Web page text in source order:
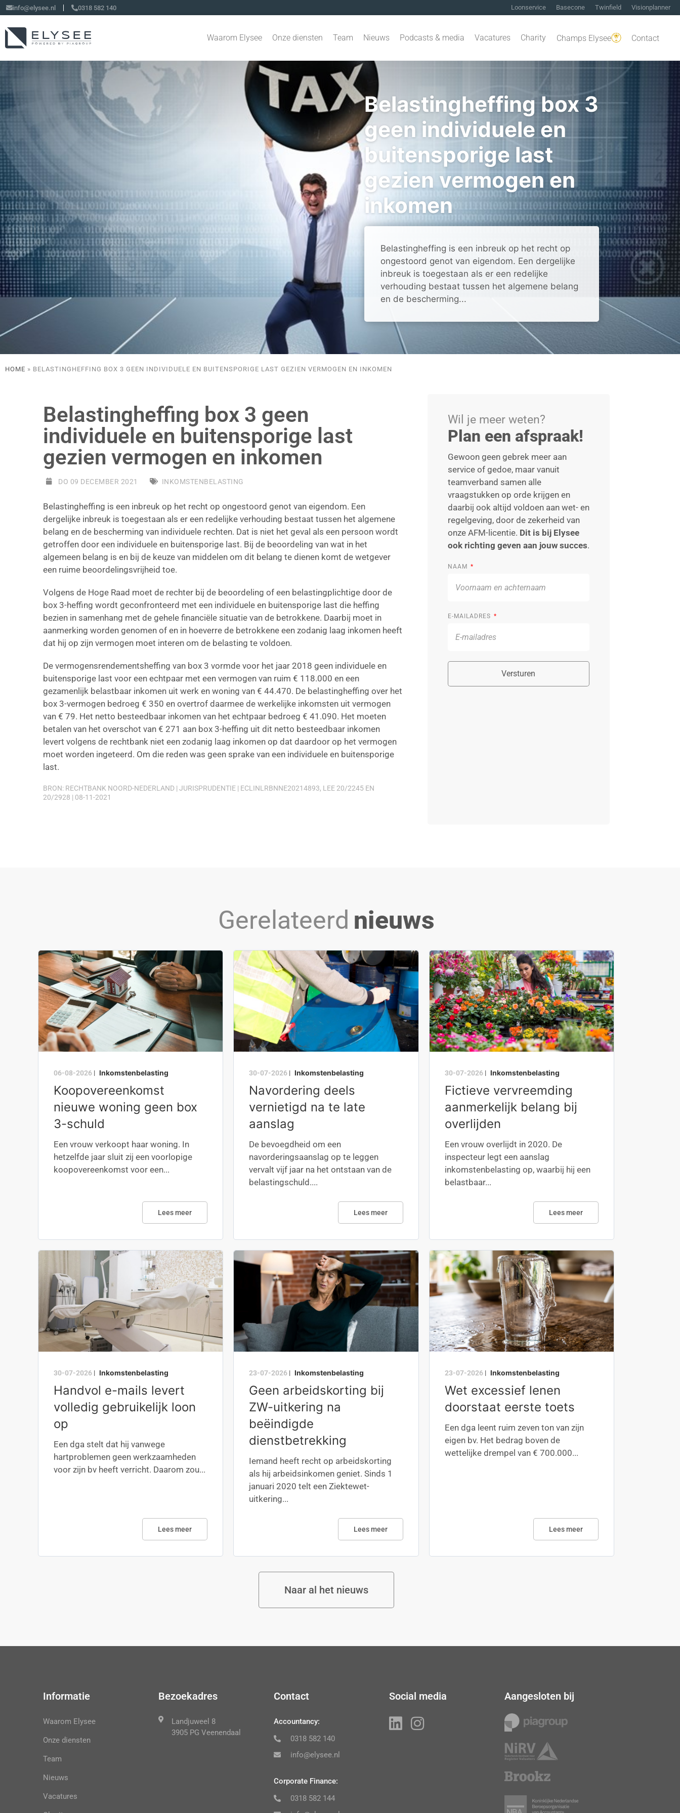
info@elysee.nl 0318 582 140 Loonservice Basecone Twinfield Visionplanner
Waarom Elysee Onze diensten Team Nieuws Podcasts & media Vacatures Charity Champs Elysee Contact
Belastingheffing box 3
geen individuele en
buitensporige last
gezien vermogen en
inkomen
Belastingheffing is een inbreuk op het recht op
ongestoord genot van eigendom. Een dergelijke
inbreuk is toegestaan als er een redelijke
verhouding bestaat tussen het algemene belang
en de bescherming...
HOME » BELASTINGHEFFING BOX 3 GEEN INDIVIDUELE EN BUITENSPORIGE LAST GEZIEN VERMOGEN EN INKOMEN
Belastingheffing box 3 geen
individuele en buitensporige last
gezien vermogen en inkomen
DO 09 DECEMBER 2021 INKOMSTENBELASTING
Belastingheffing is een inbreuk op het recht op ongestoord genot van eigendom. Een
dergelijke inbreuk is toegestaan als er een redelijke verhouding bestaat tussen het algemene
belang en de bescherming van individuele rechten. Dat is niet het geval als een persoon wordt
getroffen door een individuele en buitensporige last. Bij de beoordeling van wat in het
algemeen belang is en bij de keuze van middelen om dit belang te dienen komt de wetgever
een ruime beoordelingsvrijheid toe.
Volgens de Hoge Raad moet de rechter bij de beoordeling of een belastingplichtige door de
box 3-heffing wordt geconfronteerd met een individuele en buitensporige last die heffing
bezien in samenhang met de gehele financiële situatie van de betrokkene. Daarbij moet in
aanmerking worden genomen of en in hoeverre de betrokkene een zodanig laag inkomen heeft
dat hij op zijn vermogen moet interen om de belasting te voldoen.
De vermogensrendementsheffing van box 3 vormde voor het jaar 2018 geen individuele en
buitensporige last voor een echtpaar met een vermogen van ruim € 118.000 en een
gezamenlijk belastbaar inkomen uit werk en woning van € 44.470. De belastingheffing over het
box 3-vermogen bedroeg € 350 en overtrof daarmee de werkelijke inkomsten uit vermogen
van € 79. Het netto besteedbaar inkomen van het echtpaar bedroeg € 41.090. Het moeten
betalen van het overschot van € 271 aan box 3-heffing uit dit netto besteedbaar inkomen
levert volgens de rechtbank niet een zodanig laag inkomen op dat daardoor op het vermogen
moet worden ingeteerd. Om die reden was geen sprake van een individuele en buitensporige
last.
BRON: RECHTBANK NOORD-NEDERLAND | JURISPRUDENTIE | ECLINLRBNNE20214893, LEE 20/2245 EN
20/2928 | 08-11-2021
Wil je meer weten?
Plan een afspraak!
Gewoon geen gebrek meer aan
service of gedoe, maar vanuit
teamverband samen alle
vraagstukken op orde krijgen en
daarbij ook altijd voldoen aan wet- en
regelgeving, door de zekerheid van
onze AFM-licentie. Dit is bij Elysee
ook richting geven aan jouw succes.
NAAM
E-MAILADRES
Versturen
Gerelateerd nieuws
06-08-2026 | Inkomstenbelasting
Koopovereenkomst
nieuwe woning geen box
3-schuld
Een vrouw verkoopt haar woning. In
hetzelfde jaar sluit zij een voorlopige
koopovereenkomst voor een...
Lees meer
30-07-2026 | Inkomstenbelasting
Navordering deels
vernietigd na te late
aanslag
De bevoegdheid om een
navorderingsaanslag op te leggen
vervalt vijf jaar na het ontstaan van de
belastingschuld....
Lees meer
30-07-2026| Inkomstenbelasting
Fictieve vervreemding
aanmerkelijk belang bij
overlijden
Een vrouw overlijdt in 2020. De
inspecteur legt een aanslag
inkomstenbelasting op, waarbij hij een
belastbaar...
Lees meer
30-07-2026 | Inkomstenbelasting
Handvol e-mails levert
volledig gebruikelijk loon
op
Een dga stelt dat hij vanwege
hartproblemen geen werkzaamheden
voor zijn bv heeft verricht. Daarom zou...
Lees meer
23-07-2026 | Inkomstenbelasting
Geen arbeidskorting bij
ZW-uitkering na
beëindigde
dienstbetrekking
Iemand heeft recht op arbeidskorting
als hij arbeidsinkomen geniet. Sinds 1
januari 2020 telt een Ziektewet-
uitkering...
Lees meer
23-07-2026| Inkomstenbelasting
Wet excessief lenen
doorstaat eerste toets
Een dga leent ruim zeven ton van zijn
eigen bv. Het bedrag boven de
wettelijke drempel van € 700.000...
Lees meer
Naar al het nieuws
Informatie
Waarom Elysee
Onze diensten
Team
Nieuws
Vacatures
Bezoekadres
Landjuweel 8
3905 PG Veenendaal
Contact
Accountancy:
0318 582 140
info@elysee.nl
Corporate Finance:
0318 582 144
Social media Aangesloten bij